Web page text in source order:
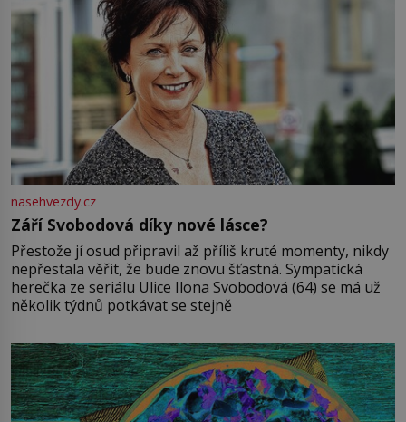
nasehvezdy.cz
Září Svobodová díky nové lásce?
Přestože jí osud připravil až příliš kruté momenty, nikdy
nepřestala věřit, že bude znovu šťastná. Sympatická
herečka ze seriálu Ulice Ilona Svobodová (64) se má už
několik týdnů potkávat se stejně